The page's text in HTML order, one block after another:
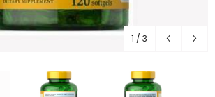
1 / 3